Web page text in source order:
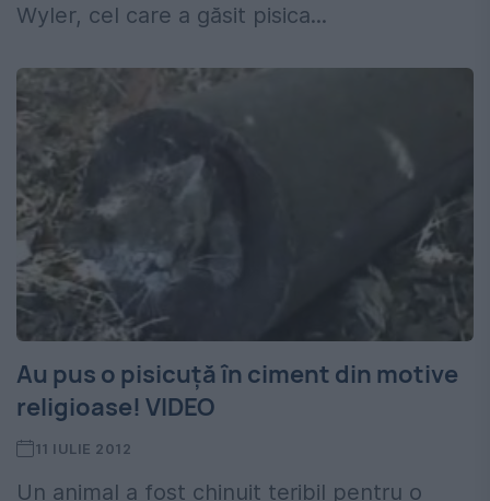
Wyler, cel care a găsit pisica...
Au pus o pisicuţă în ciment din motive
religioase! VIDEO
11 IULIE 2012
Un animal a fost chinuit teribil pentru o